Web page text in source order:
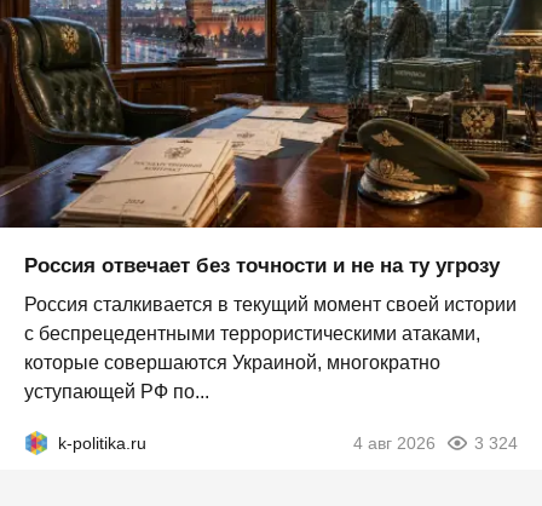
Россия отвечает без точности и не на ту угрозу
Россия сталкивается в текущий момент своей истории
с беспрецедентными террористическими атаками,
которые совершаются Украиной, многократно
уступающей РФ по...
k-politika.ru 4 авг 2026 3 324